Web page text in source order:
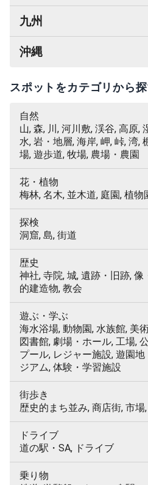
九州
沖縄
スポットをカテゴリから
自然
山, 森, 川, 河川敷, 渓谷, 高原,
水, 岩・地層, 海岸, 岬, 峠, 湾,
場, 遊歩道, 牧場, 農場・農園
花・植物
梅林, 名木, 並木道, 庭園, 植物
探検
洞窟, 島, 街道
歴史
神社, 寺院, 城, 遺跡・旧跡, 像
的建造物, 教会
遊ぶ・学ぶ
海水浴場, 動物園, 水族館, 美
図書館, 劇場・ホール, 工場,
プール, レジャー施設, 遊園
ジアム, 体験・学習施設
街歩き
歴史的まち並み, 商店街, 市場
ドライブ
道の駅・SA, ドライブ
乗り物